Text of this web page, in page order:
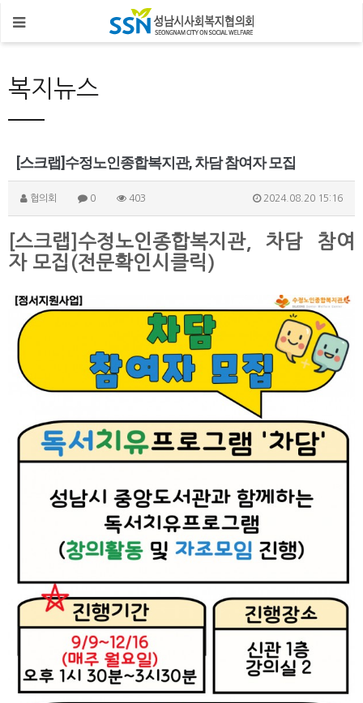
복지뉴스
[스크랩]수정노인종합복지관, 차담 참여자 모집
협의회 0 403 2024.08.20 15:16
[스크랩]수정노인종합복지관, 차담 참여
자 모집(전문확인시클릭)